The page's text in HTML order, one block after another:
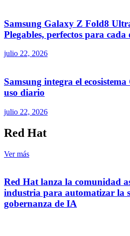
Samsung Galaxy Z Fold8
Plegables, perfectos para cada
julio 22, 2026
Samsung integra el
uso diario
julio 22, 2026
Red Hat
Ver más
Red Hat lanza la comunidad
industria para automatizar la
gobernanza de IA